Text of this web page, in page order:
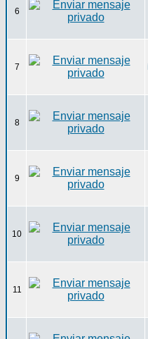
6
7
8
9
10
11